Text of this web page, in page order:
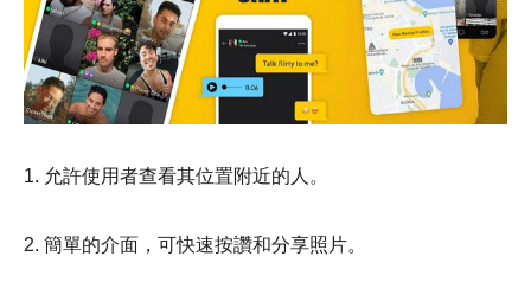
1. 允許使用者查看其位置附近的人。
2. 簡單的介面，可快速按讚和分享照片。